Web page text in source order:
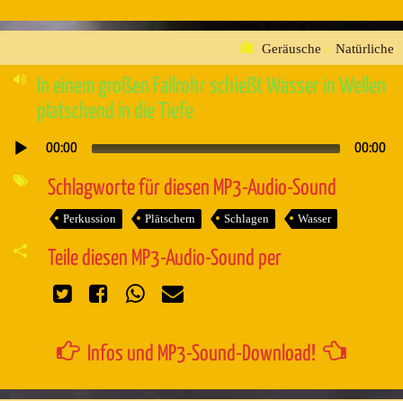
Geräusche » Natürliche
In einem großen Fallrohr schießt Wasser in Wellen
platschend in die Tiefe
Audio-
00:00 00:00
Schlagworte für diesen MP3-Audio-Sound
Perkussion Plätschern Schlagen Wasser
Teile diesen MP3-Audio-Sound per
Infos und MP3-Sound-Download!